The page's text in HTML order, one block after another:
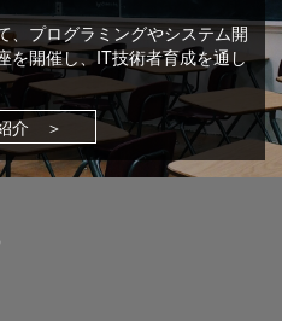
、プログラミングやシステム開
を開催し、IT技術者育成を通し
介 ＞